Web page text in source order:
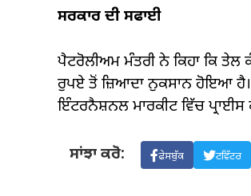
ਸਰਕਾਰ ਦੀ ਸਫਾਈ
ਪੈਟਰੋਲੀਅਮ ਮੰਤਰੀ ਨੇ ਕਿਹਾ ਕਿ
ਰੁਪਏ ਤੋਂ ਜ਼ਿਆਦਾ ਨੁਕਸਾਨ ਹੋਇਆ ਹੈ।
ਇੰਟਰਨੈਸ਼ਨਲ ਮਾਰਕੀਟ ਵਿੱਚ ਪ੍ਰਾਈਸ
ਸਾਂਝਾ ਕਰੋ: ਫੇਸਬੁੱਕ ਟਵਿੱਟਰ